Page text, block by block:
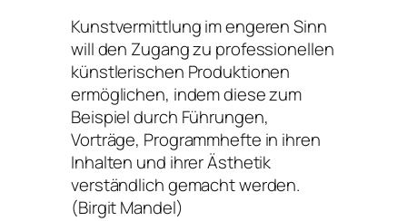
Kunstvermittlung im engeren Sinn
will den Zugang zu professionellen
künstlerischen Produktionen
ermöglichen, indem diese zum
Beispiel durch Führungen,
Vorträge, Programmhefte in ihren
Inhalten und ihrer Ästhetik
verständlich gemacht werden.
(Birgit Mandel)